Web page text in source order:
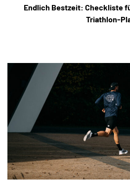
Endlich Bestzeit: Checkliste
Triathlon-